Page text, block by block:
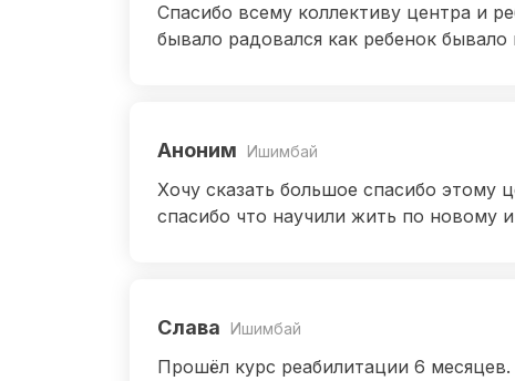
Спасибо всему коллективу центра и
бывало радовался как ребенок
Аноним Ишимбай
Хочу сказать большое спасибо этому
спасибо что научили жить по новому
Слава Ишимбай
Прошёл курс реабилитации 6